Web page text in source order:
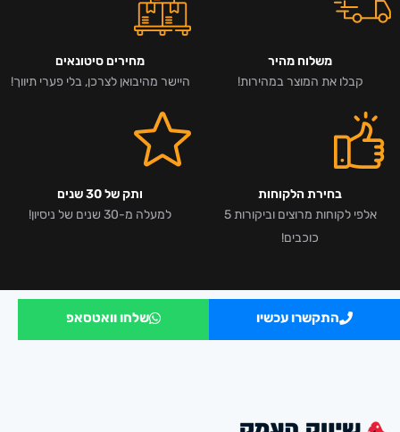
משלוח מהיר
קבלו את המוצר במהירות!
מחירים סיטונאים
היישר מהיבואן לצרכן, בלי פערי תיווך!
בחירת הלקוחות
אלפי לקוחות מרוצים וביקורות 5
כוכבים!
ותק של 30 שנים
למעלה מ-30 שנים של ניסיון!
התקשרו עכשיו שלחו וואטסאפ